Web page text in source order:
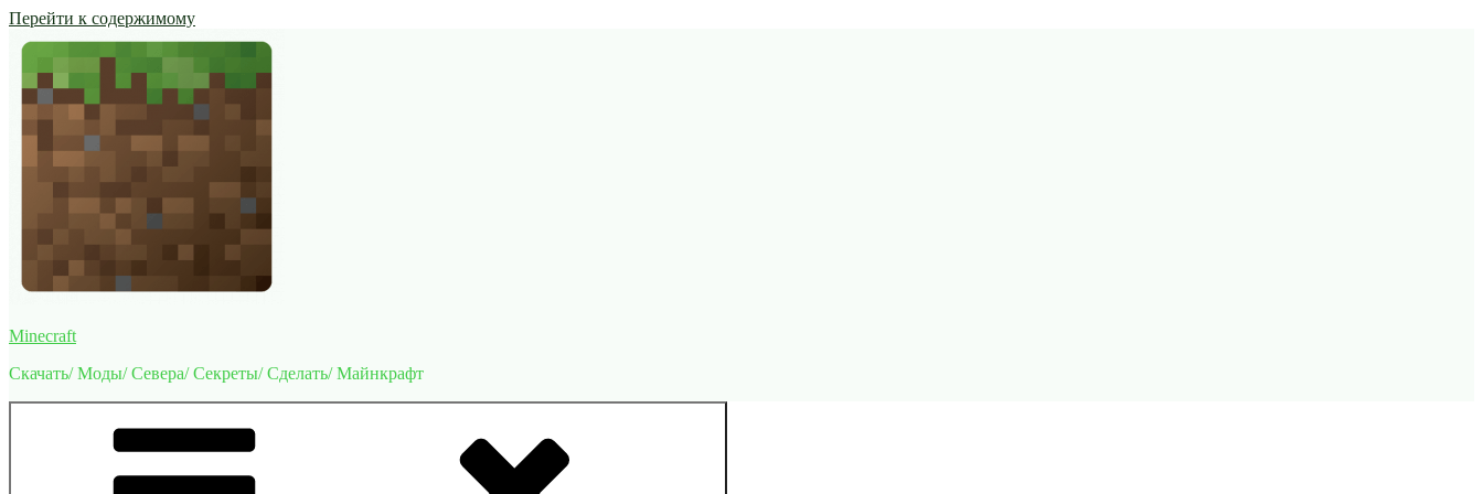
Перейти к содержимому
Minecraft
Скачать/ Моды/ Севера/ Секреты/ Сделать/ Майнкрафт